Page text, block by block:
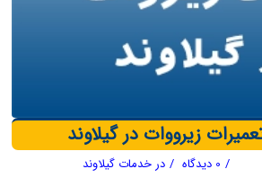
زیرووات در گیلاوند
/ 0 دیدگاه / در خدمات گیلاوند